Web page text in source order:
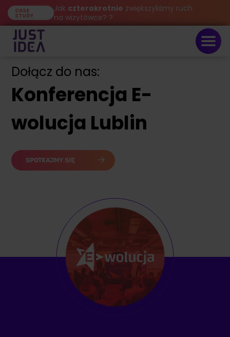
CASE
STUDY
Jak czterokrotnie zwiększyliśmy ruch
na wizytówce? ?
Dołącz do nas:
Konferencja E-
wolucja Lublin
SPOTKAJMY SIĘ